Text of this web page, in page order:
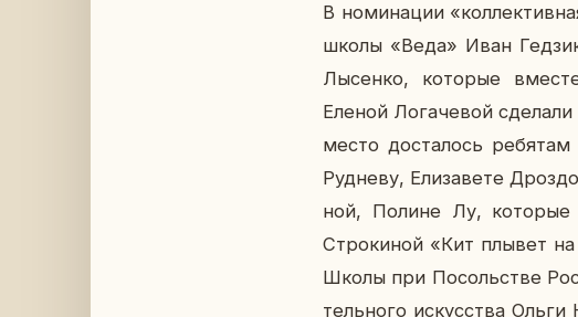
В но­ми­на­ции
школы «Веда» Иван
Лы­сен­ко, ко­то­рые
Еленой Ло­га­че­вой
место до­ста­лось
Руд­не­ву, Ели­за­ве­те
ной, Полине Лу, ко­то­рые
Стро­ки­ной «Кит плывет
Школы при По­соль­стве
тель­но­го ис­кус­ства